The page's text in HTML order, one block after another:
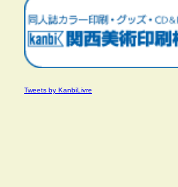
Tweets by KanbiLivre